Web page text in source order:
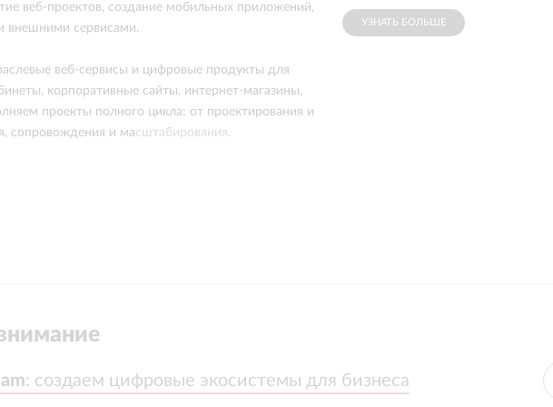
веб-проектов, создание мобильных приложений,
внешними сервисами.
веб-сервисы и цифровые продукты для
корпоративные сайты, интернет-магазины,
проекты полного цикла: от проектирования и
сопровождения и масштабирования.
Умеем работать как с новыми проектами, так и с
УЗНАТЬ БОЛЬШЕ
: создаем цифровые экосистемы для бизнеса
: создаем цифровые экосистемы для бизнеса